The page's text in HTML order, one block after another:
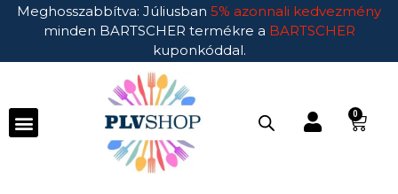
Meghosszabbítva: Júliusban 5% azonnali kedvezmény
minden BARTSCHER termékre a BARTSCHER
kuponkóddal.
0